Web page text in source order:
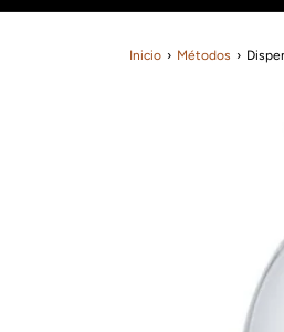
Inicio › Métodos ›